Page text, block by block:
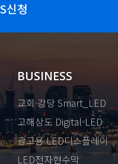
신청
BUSINESS
교회·강당 Smart_LED
고해상도 Digital-LED
광고용 LED디스플레이
LED전자현수막